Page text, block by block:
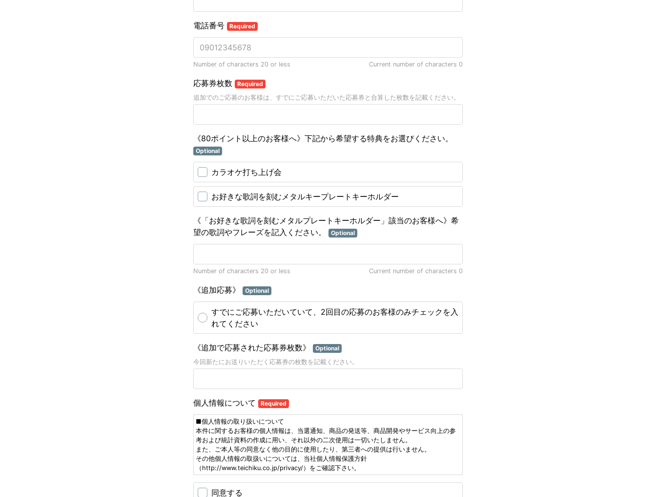
電話番号 Required
Number of characters 20 or less Current number of characters 0
応募券枚数 Required
追加でのご応募のお客様は、すでにご応募いただいた応募券と合算した枚数を記載ください。
《80ポイント以上のお客様へ》下記から希望する特典をお選びください。
Optional
カラオケ打ち上げ会
お好きな歌詞を刻むメタルキープレートキーホルダー
《「お好きな歌詞を刻むメタルプレートキーホルダー」該当のお客様へ》希
望の歌詞やフレーズを記入ください。
Optional
Number of characters 20 or less Current number of characters 0
《追加応募》 Optional
すでにご応募いただいていて、2回目の応募のお客様のみチェックを入
れてください
《追加で応募された応募券枚数》 Optional
今回新たにお送りいただく応募券の枚数を記載ください。
個人情報について Required
■個人情報の取り扱いについて
本件に関するお客様の個人情報は、当選通知、商品の発送等、商品開発やサービス向上の参
考および統計資料の作成に用い、それ以外の二次使用は一切いたしません。
また、ご本人等の同意なく他の目的に使用したり、第三者への提供は行いません。
その他個人情報の取扱いについては、当社個人情報保護方針
（http://www.teichiku.co.jp/privacy/）をご確認下さい。
同意する